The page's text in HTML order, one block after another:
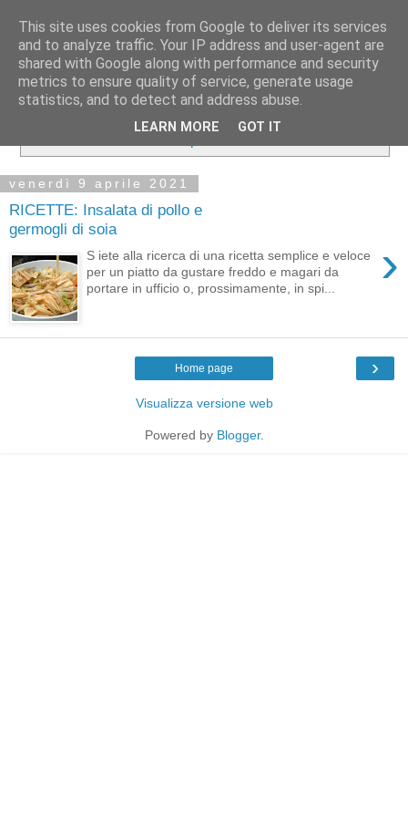
Visualizzazione post con etichettaasia
venerdì 9 aprile 2021
RICETTE: Insalata di pollo e
germogli di soia
›
S iete alla ricerca di una ricetta semplice e veloce
per un piatto da gustare freddo e magari da
portare in ufficio o, prossimamente, in spi...
›
Home page
Visualizza versione web
Powered by Blogger.
This site uses cookies from Google to deliver its services
and to analyze traffic. Your IP address and user-agent are
shared with Google along with performance and security
metrics to ensure quality of service, generate usage
statistics, and to detect and address abuse.
LEARN MORE GOT IT